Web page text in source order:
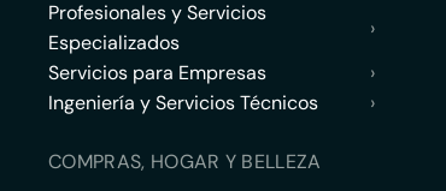
Profesionales y Servicios
Especializados
›
Servicios para Empresas
›
Ingeniería y Servicios Técnicos
›
COMPRAS, HOGAR Y BELLEZA